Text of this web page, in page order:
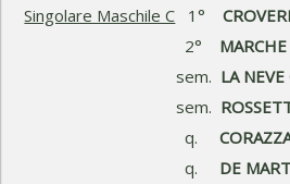
Singolare Maschile C 1°
2°
sem. LA
sem.
q.
q. DE